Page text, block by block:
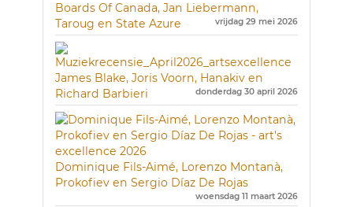
Boards Of Canada, Jan Liebermann,
Taroug en State Azure
vrijdag 29 mei 2026
James Blake, Joris Voorn, Hanakiv en
Richard Barbieri
donderdag 30 april 2026
Dominique Fils-Aimé, Lorenzo Montanà,
Prokofiev en Sergio Díaz De Rojas
woensdag 11 maart 2026